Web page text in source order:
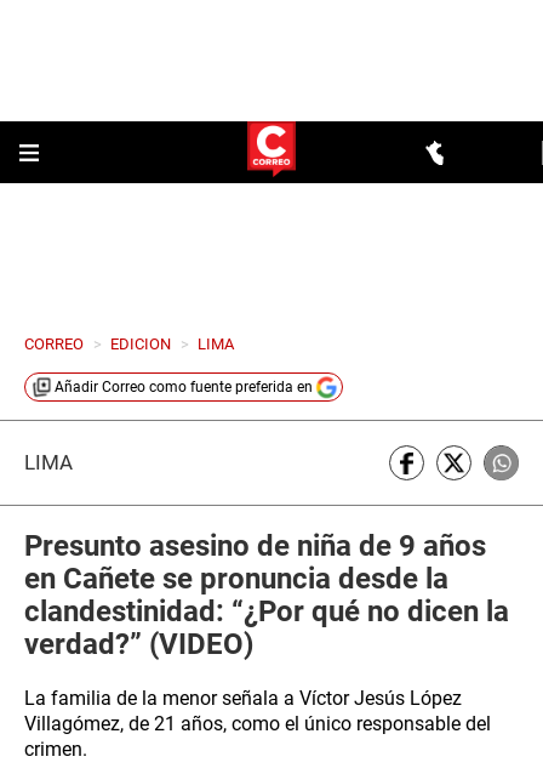
CORREO > EDICION > LIMA
Añadir Correo como fuente preferida en
LIMA
Presunto asesino de niña de 9 años
en Cañete se pronuncia desde la
clandestinidad: “¿Por qué no dicen la
verdad?” (VIDEO)
La familia de la menor señala a Víctor Jesús López
Villagómez, de 21 años, como el único responsable del
crimen.